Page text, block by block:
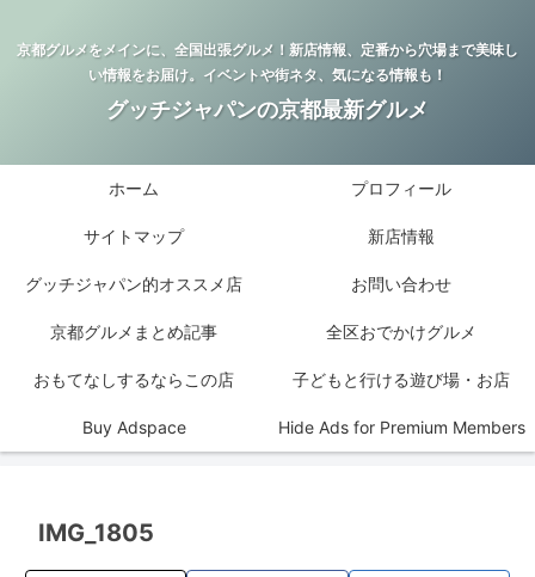
京都グルメをメインに、全国出張グルメ！新店情報、定番から穴場まで美味し
い情報をお届け。イベントや街ネタ、気になる情報も！
グッチジャパンの京都最新グルメ
ホーム プロフィール
サイトマップ 新店情報
グッチジャパン的オススメ店 お問い合わせ
京都グルメまとめ記事 全区おでかけグルメ
おもてなしするならこの店 子どもと行ける遊び場・お店
Buy Adspace Hide Ads for Premium Members
IMG_1805